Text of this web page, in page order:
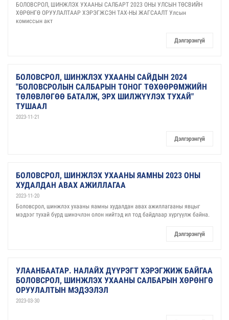
БОЛОВСРОЛ, ШИНЖЛЭХ УХААНЫ САЛБАРТ 2023 ОНЫ УЛСЫН ТӨСВИЙН
ХӨРӨНГӨ ОРУУЛАЛТААР ХЭРЭГЖСЭН ТАХ-НЫ ЖАГСААЛТ Улсын
комиссын акт
Дэлгэрэнгүй
БОЛОВСРОЛ, ШИНЖЛЭХ УХААНЫ САЙДЫН 2024
"БОЛОВСРОЛЫН САЛБАРЫН ТОНОГ ТӨХӨӨРӨМЖИЙН
ТӨЛӨВЛӨГӨӨ БАТАЛЖ, ЭРХ ШИЛЖҮҮЛЭХ ТУХАЙ"
ТУШААЛ
2023-11-21
Дэлгэрэнгүй
БОЛОВСРОЛ, ШИНЖЛЭХ УХААНЫ ЯАМНЫ 2023 ОНЫ
ХУДАЛДАН АВАХ АЖИЛЛАГАА
2023-11-20
Боловсрол, шинжлэх ухааны яамны худалдан авах ажиллагааны явцыг
мэдээг тухай бүрд шинэчлэн олон нийтэд ил тод байдлаар хүргүүлж байна.
Дэлгэрэнгүй
УЛААНБААТАР. НАЛАЙХ ДҮҮРЭГТ ХЭРЭГЖИЖ БАЙГАА
БОЛОВСРОЛ, ШИНЖЛЭХ УХААНЫ САЛБАРЫН ХӨРӨНГӨ
ОРУУЛАЛТЫН МЭДЭЭЛЭЛ
2023-03-30